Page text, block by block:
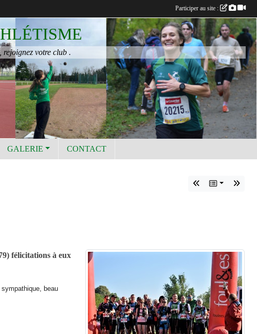
votre club .
GALERIE CONTACT
félicitations à eux
beau
Participer au site :